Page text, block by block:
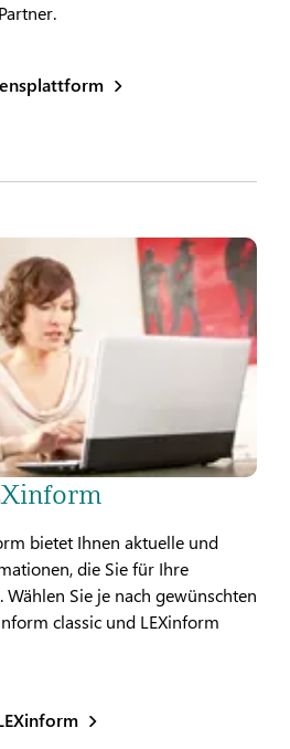
bietet Ihnen aktuelle und
die Sie für Ihre
Wählen Sie je nach gewünschten
classic und LEXinform